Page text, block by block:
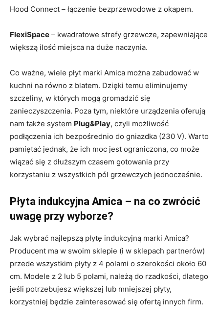
Hood Connect – łączenie bezprzewodowe z okapem.
FlexiSpace – kwadratowe strefy grzewcze, zapewniające
większą ilość miejsca na duże naczynia.
Co ważne, wiele płyt marki Amica można zabudować w
kuchni na równo z blatem. Dzięki temu eliminujemy
szczeliny, w których mogą gromadzić się
zanieczyszczenia. Poza tym, niektóre urządzenia oferują
nam także system Plug&Play, czyli możliwość
podłączenia ich bezpośrednio do gniazdka (230 V). Warto
pamiętać jednak, że ich moc jest ograniczona, co może
wiązać się z dłuższym czasem gotowania przy
korzystaniu z wszystkich pól grzewczych jednocześnie.
Płyta indukcyjna Amica – na co zwrócić
uwagę przy wyborze?
Jak wybrać najlepszą płytę indukcyjną marki Amica?
Producent ma w swoim sklepie (i w sklepach partnerów)
przede wszystkim płyty z 4 polami o szerokości około 60
cm. Modele z 2 lub 5 polami, należą do rzadkości, dlatego
jeśli potrzebujesz większej lub mniejszej płyty,
korzystniej będzie zainteresować się ofertą innych firm.